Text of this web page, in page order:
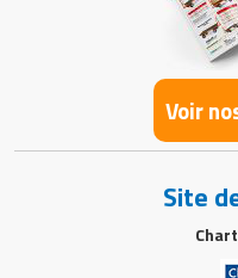
Voir
Site